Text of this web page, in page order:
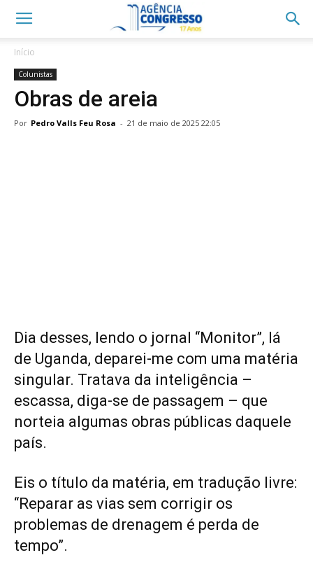
Início
Colunistas
Obras de areia
Por Pedro Valls Feu Rosa - 21 de maio de 2025 22:05
Dia desses, lendo o jornal “Monitor”, lá
de Uganda, deparei-me com uma matéria
singular. Tratava da inteligência –
escassa, diga-se de passagem – que
norteia algumas obras públicas daquele
país.
Eis o título da matéria, em tradução livre:
“Reparar as vias sem corrigir os
problemas de drenagem é perda de
tempo”.